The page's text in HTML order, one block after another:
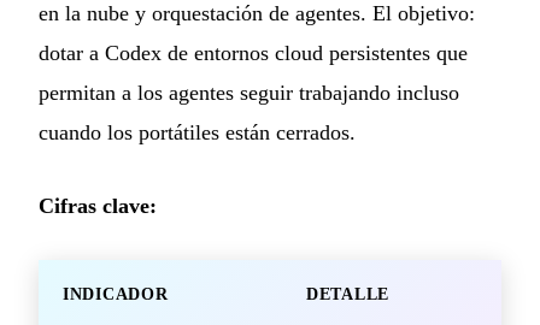
en la nube y orquestación de agentes. El objetivo:
dotar a Codex de entornos cloud persistentes que
permitan a los agentes seguir trabajando incluso
cuando los portátiles están cerrados.
Cifras clave:
INDICADOR DETALLE